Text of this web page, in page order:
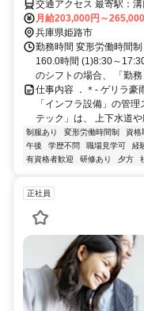
月給203,000円～
兵庫県姫路市
勤務時間 変形労働時間
160.0時間 (1)8:30～
のシフトの場合、 「勤務
仕事内容 ．＊- ゲリラ豪
「インフラ設備」の管
テック」は、 上下水道
制服あり 変形労働時間制 資格
午後
学歴不問 職場見学可 経
有資格者歓迎
研修あり 夕方
正社員